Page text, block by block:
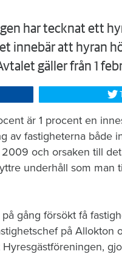
har tecknat ett
innebär att hyran
gäller från 1
är 1 procent en
av fastigheterna både
och orsaken till
underhåll som man
gång försökt få
på Allokton